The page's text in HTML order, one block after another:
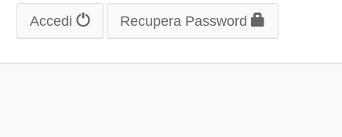
Accedi Recupera Password